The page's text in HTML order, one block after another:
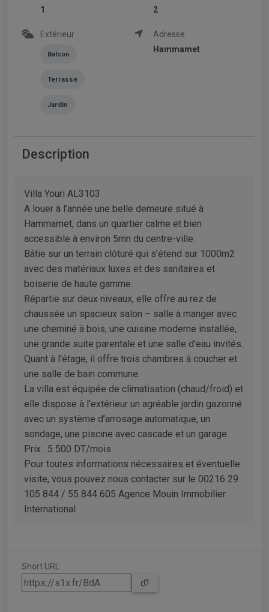
1
2
Extérieur
Balcon
Terrasse
Jardin
Adresse
Hammamet
Description
Villa Youri AL3103
A louer à l’année une belle demeure situé à
Hammamet, dans un quartier calme et bien
accessible à environ 5mn du centre-ville.
Bâtie sur un terrain clôturé qui s’étend sur 1000m2
avec des matériaux luxes et des sanitaires et
boiserie de haute gamme.
Répartie sur deux niveaux, elle offre au rez de
chaussée un spacieux salon – salle à manger avec
une cheminé à bois, une cuisine moderne installée,
une grande suite parentale et une salle d’eau invités.
Quant à l’étage, il offre trois chambres à coucher et
une salle de bain commune.
La villa est équipée de climatisation (chaud/froid) et
elle dispose à l’extérieur un agréable jardin gazonné
avec un système d’arrosage automatique, un
sondage, une piscine avec cascade et un garage.
Prix : 5 500 DT/mois
Pour toutes informations nécessaires et éventuelle
visite, vous pouvez nous contacter sur le 00216 29
105 844 / 55 844 605 Agence Mouin Immobilier
International
Short URL: